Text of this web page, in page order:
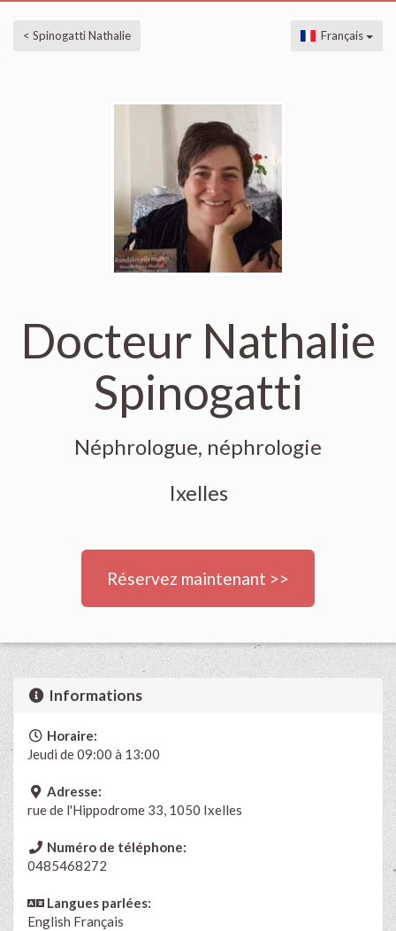
< Spinogatti Nathalie Français
Docteur Nathalie
Spinogatti
Néphrologue, néphrologie
Ixelles
Réservez maintenant >>
Informations
Horaire:
Jeudi de 09:00 à 13:00
Adresse:
rue de l'Hippodrome 33, 1050 Ixelles
Numéro de téléphone:
0485468272
Langues parlées:
English Français